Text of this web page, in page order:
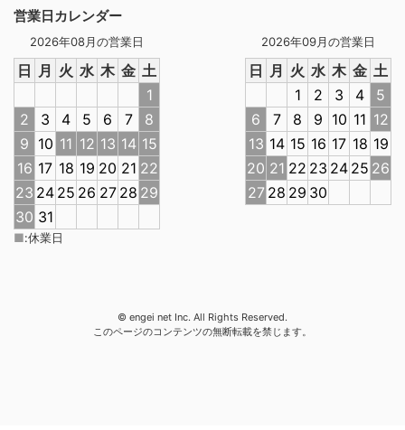
営業日カレンダー
2026年08月の営業日
日 月 火 水 木 金 土
1
2
3 4 5 6 7
8
9 10 11 12 13 14 15
16 17 18 19 20 21 22
23 24 25 26 27 28 29
30 31
2026年09月の営業日
日 月 火 水 木 金 土
1
2 3 4
5
6
7 8 9 10 11 12
13 14 15 16 17 18 19
20 21 22 23 24 25 26
27 28 29 30
■:休業日
© engei net Inc. All Rights Reserved.
このページのコンテンツの無断転載を禁じます。